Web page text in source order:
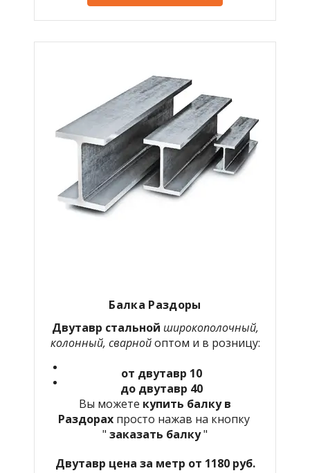
Балка Раздоры
Двутавр стальной широкополочный,
колонный, сварнойоптом и в розницу:
от двутавр 10
до двутавр 40
Вы можете купить балку в
Раздорах просто нажав на кнопку
" заказать балку"
Двутавр цена за метр от 1180 руб.